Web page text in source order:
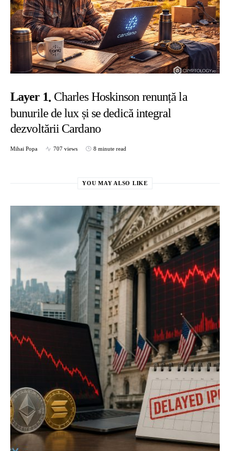
Layer 1 Charles Hoskinson renunță la
bunurile de lux și se dedică integral
dezvoltării Cardano
Mihai Popa 707 views 8 minute read
YOU MAY ALSO LIKE